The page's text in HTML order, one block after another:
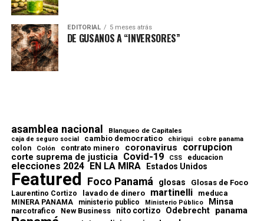
EDITORIAL 5 meses atrás
DE GUSANOS A “INVERSORES”
asamblea nacional Blanqueo de Capitales
caja de seguro social cambio democratico chiriqui cobre panama
colon Colón contrato minero coronavirus corrupcion
corte suprema de justicia Covid-19 CSS educacion
elecciones 2024 EN LA MIRA Estados Unidos
Featured Foco Panamá glosas Glosas de Foco
Laurentino Cortizo lavado de dinero martinelli meduca
MINERA PANAMA ministerio publico Ministerio Público Minsa
narcotrafico New Business nito cortizo Odebrecht panama